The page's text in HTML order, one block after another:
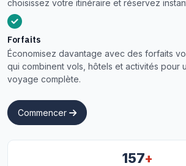
choisissez votre itinéraire et réservez
Forfaits
Économisez davantage avec des forfaits
qui combinent vols, hôtels et activités pour
voyage complète.
Commencer
157+